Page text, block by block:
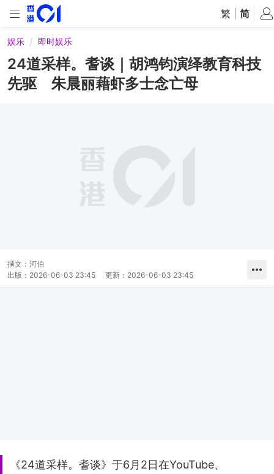
繁 简
娱乐 即时娱乐
24道采样。耆谈｜胡鸿钧演绎教育科技
先驱 朱晨丽藉虾多士念亡母
撰文： 河伯
出版： 2026-06-03 23:45 更新： 2026-06-03 23:45
《24道采样。耆谈》于6月2日在YouTube、